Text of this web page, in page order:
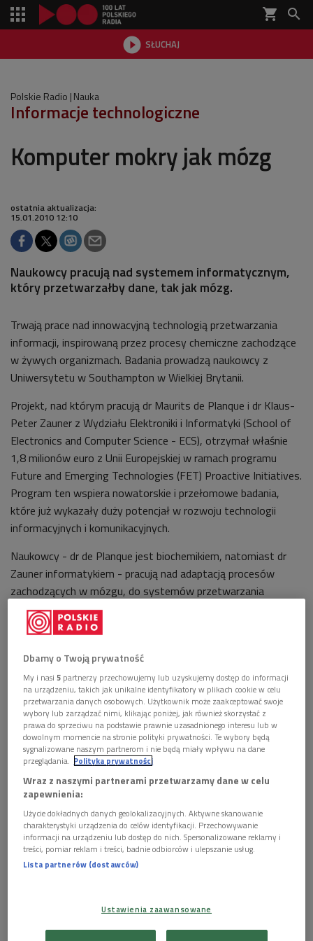
shopping_cart 
 SŁUCHAJ

Polskie Radio Nauka
Informacje technologiczne
Komputer mokry jak mózg
ostatnia aktualizacja:
15.01.2010 12:10
Naukowcy pracują nad systemem informatycznym,
który przetwarzałby dane, tak jak mózg.
Trwają prace nad innowacyjną technologią przetwarzania
informacji, inspirowaną przez procesy chemiczne zachodzące
w żywych organizmach. Badania prowadzą naukowcy z
Uniwersytetu w Southampton w Wielkiej Brytanii.
Projekt, nad którym pracują dr Maurits de Planque i dr Klaus-
Peter Zauner z Wydziału Elektroniki i Informatyki (School of
Electronics and Computer Science - ECS), otrzymał właśnie
1,8 milionów euro z Unii Europejskiej w ramach programu
Future and Emerging Technologies (FET) Proactive Initiatives.
Program ten wspiera nowatorskie i przełomowe badania,
które już wykazały duży potencjał w rozwoju technologii
informacyjnych i komunikacyjnych.
Naukowcy - dr de Planque jest biochemikiem, natomiast dr
Zauner informatykiem - pracują nad adaptacją procesów
zachodzących w mózgu, do systemów przetwarzania
informacji "na mokro”. Odpowiednio dobrane substancje
chemiczne umieszczane są w probówce, zachowując się jak
- Tym, co w zasadzie budujemy, jest bardzo surowy,
miniaturowy ciekły mózg. Tworzony komputer będzie
ostatecznie, podobnie jak nasz mózg, pracował „na mokro” –
mówi dr Zauner. – Zdajemy sobie sprawę, że teraz najlepsze
mechanizmy przetwarzania informacji mamy w naszych
głowach, a jako że coraz wyraźniej widzimy, że krzem ma
swoje ograniczenia w zakresie przetwarzania informacji,
musimy zbadać inne rozwiązania. Dokładnie to tu robimy –
wyjaśnia naukowiec.
Projekt zatytułowany „Artificial Wet Neuronal Networks
from Compartmentalised Excitable Chemical Material” jest
międzynarodową inicjatywą koordynowaną przez Uniwersytet
Instytut Chemii Fizycznej Polskiej Akademii Nauk w
Warszawie, oraz University of West of England w Bristolu.
Dbamy o Twoją prywatność
My i nasi5 partnerzy przechowujemy lub uzyskujemy dostęp do informacji
na urządzeniu, takich jak unikalne identyfikatory w plikach cookie w celu
przetwarzania danych osobowych. Użytkownik może zaakceptować swoje
wybory lub zarządzać nimi, klikając poniżej, jak również skorzystać z
prawa do sprzeciwu na podstawie prawnie uzasadnionego interesu lub w
dowolnym momencie na stronie polityki prywatności. Te wybory będą
sygnalizowane naszym partnerom i nie będą miały wpływu na dane
przeglądania. Polityka prywatności
Wraz z naszymi partnerami przetwarzamy dane w celu
zapewnienia:
Użycie dokładnych danych geolokalizacyjnych. Aktywne skanowanie
charakterystyki urządzenia do celów identyfikacji. Przechowywanie
informacji na urządzeniu lub dostęp do nich. Spersonalizowane reklamy i
treści, pomiar reklam i treści, badnie odbiorców i ulepszanie usług.
Lista partnerów (dostawców)
Ustawienia zaawansowane